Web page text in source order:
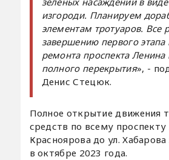
изгороди. Планируем
элементам тротуаров. Все
завершению первого этапа
ремонта проспекта
полного перекрытия», -
Денис Стецюк.
Полное открытие движения
средств по всему проспекту
Красноярова до ул.
в октябре 2023 года.